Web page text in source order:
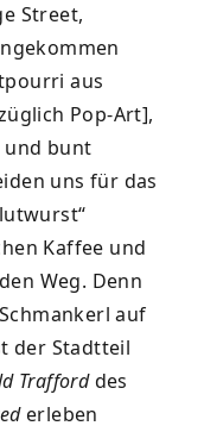
Street,
aus
Pop-Art],
und bunt
uns für das
Kaffee und
Weg. Denn
auf
der Stadtteil
Trafforddes
erleben